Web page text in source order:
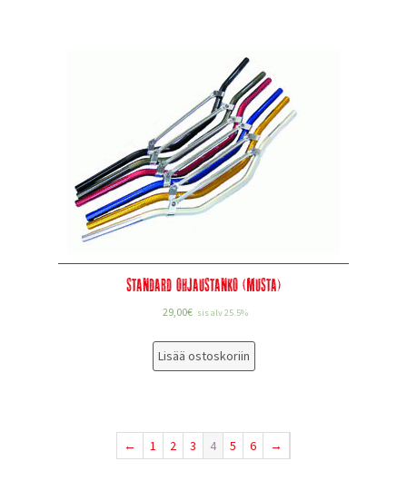
Standard ohjaustanko (Musta)
29,00€ sis alv 25.5%
Lisää ostoskoriin
← 1 2 3 4 5 6 →